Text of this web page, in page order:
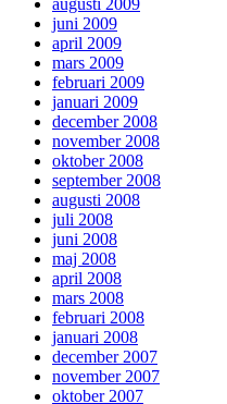
augusti 2009
juni 2009
april 2009
mars 2009
februari 2009
januari 2009
december 2008
november 2008
oktober 2008
september 2008
augusti 2008
juli 2008
juni 2008
maj 2008
april 2008
mars 2008
februari 2008
januari 2008
december 2007
november 2007
oktober 2007